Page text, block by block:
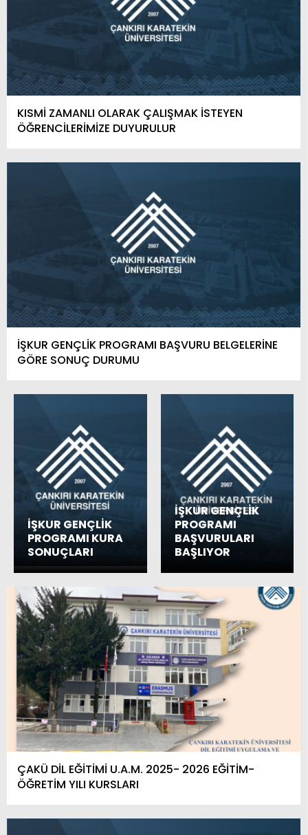
KISMİ ZAMANLI OLARAK ÇALIŞMAK İSTEYEN
ÖĞRENCİLERİMİZE DUYURULUR
İŞKUR GENÇLİK PROGRAMI BAŞVURU BELGELERİNE
GÖRE SONUÇ DURUMU
İŞKUR GENÇLİK
PROGRAMI KURA
SONUÇLARI
İŞKUR GENÇLİK
PROGRAMI
BAŞVURULARI
BAŞLIYOR
ÇAKÜ DİL EĞİTİMİ U.A.M. 2025- 2026 EĞİTİM-
ÖĞRETİM YILI KURSLARI